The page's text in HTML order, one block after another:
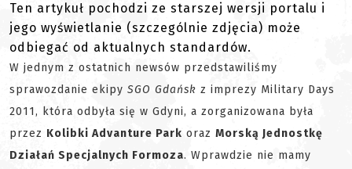
Ten artykuł pochodzi ze starszej wersji portalu i
jego wyświetlanie (szczególnie zdjęcia) może
odbiegać od aktualnych standardów.
W jednym z ostatnich newsów przedstawiliśmy
sprawozdanie ekipy SGO Gdańsk z imprezy Military Days
2011, która odbyła się w Gdyni, a zorganizowana była
przez Kolibki Advanture Park oraz Morską Jednostkę
Działań Specjalnych Formoza. Wprawdzie nie mamy